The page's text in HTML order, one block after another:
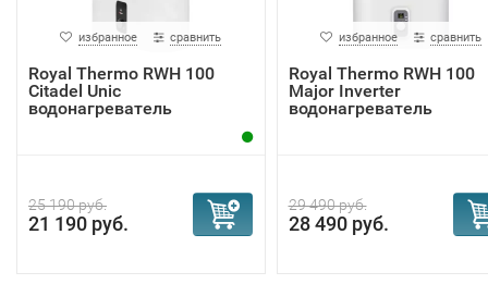
избранное сравнить
Royal Thermo RWH 100
Citadel Unic
водонагреватель
25 190 руб.
21 190 руб.
избранное сравнить
Royal Thermo RWH 100
Major Inverter
водонагреватель
29 490 руб.
28 490 руб.